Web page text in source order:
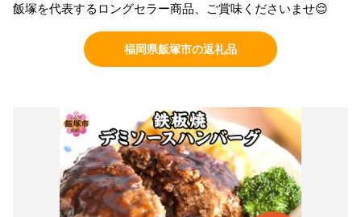
飯塚を代表するロングセラー商品、ご賞味くださいませ😌
福岡県飯塚市の返礼品